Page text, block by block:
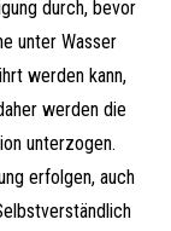
durch, bevor
unter Wasser
werden kann,
werden die
unterzogen.
erfolgen, auch